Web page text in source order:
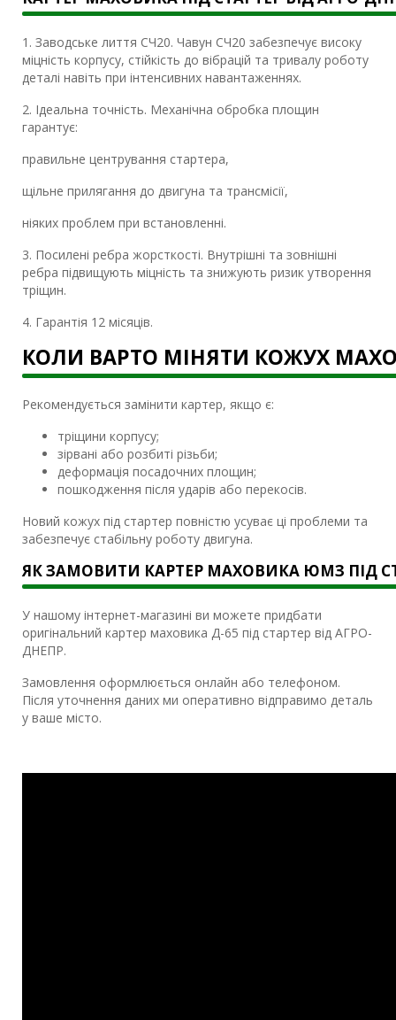
1. Заводське лиття СЧ20. Чавун СЧ20 забезпечує високу
міцність корпусу, стійкість до вібрацій та тривалу роботу
деталі навіть при інтенсивних навантаженнях.
2. Ідеальна точність. Механічна обробка площин
гарантує:
правильне центрування стартера,
щільне прилягання до двигуна та трансмісії,
ніяких проблем при встановленні.
3. Посилені ребра жорсткості. Внутрішні та зовнішні
ребра підвищують міцність та знижують ризик утворення
тріщин.
4. Гарантія 12 місяців.
КОЛИ ВАРТО МІНЯТИ КОЖУХ
Рекомендується замінити картер, якщо є:
тріщини корпусу;
зірвані або розбиті різьби;
деформація посадочних площин;
пошкодження після ударів або перекосів.
Новий кожух під стартер повністю усуває ці проблеми та
забезпечує стабільну роботу двигуна.
ЯК ЗАМОВИТИ КАРТЕР МАХОВИКА ЮМЗ ПІД
У нашому інтернет-магазині ви можете придбати
оригінальний картер маховика Д-65 під стартер від АГРО-
ДНЕПР.
Замовлення оформлюється онлайн або телефоном.
Після уточнення даних ми оперативно відправимо деталь
у ваше місто.